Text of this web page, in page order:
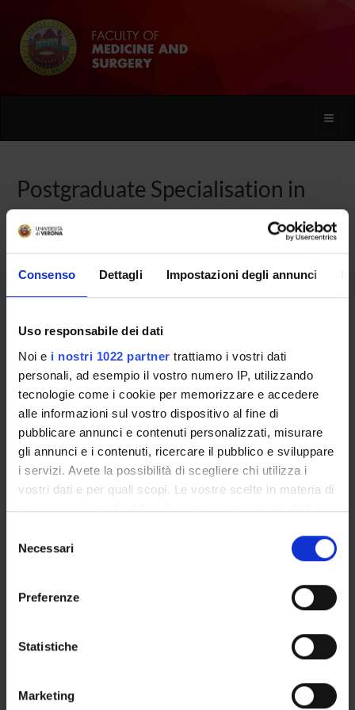
Consenso Dettagli Impostazioni degli annunci
Uso responsabile dei dati
Noi e i nostri 1022 partner trattiamo i vostri dati
personali, ad esempio il vostro numero IP, utilizzando
tecnologie come i cookie per memorizzare e accedere
alle informazioni sul vostro dispositivo al fine di
pubblicare annunci e contenuti personalizzati, misurare
gli annunci e i contenuti, ricercare il pubblico e sviluppare
i servizi. Avete la possibilità di scegliere chi utilizza i
vostri dati e per quali scopi. Le vostre scelte in materia di
privacy sono applicabili solo su questa proprietà digitale
modificare o revocare il proprio consenso in qualsiasi
momento dalla Dichiarazione sui cookie o facendo clic
raccogliere informazioni sulla tua posizione
geografica, con un'approssimazione di qualche
Identificare il tuo dispositivo, scansionandolo
delNecessari
Preferenze
Statistiche
Marketing
Toggle
Postgraduate Specialisation in
Occupational Medicine
Overview
Enrolment Procedures and Admission Requirements
Degree Programme
Courses
Notices
Governing bodies
Rete formativa
Documents
Postgraduate Specialisation in
Occupational Medicine
Igiene generale ed applicata 2